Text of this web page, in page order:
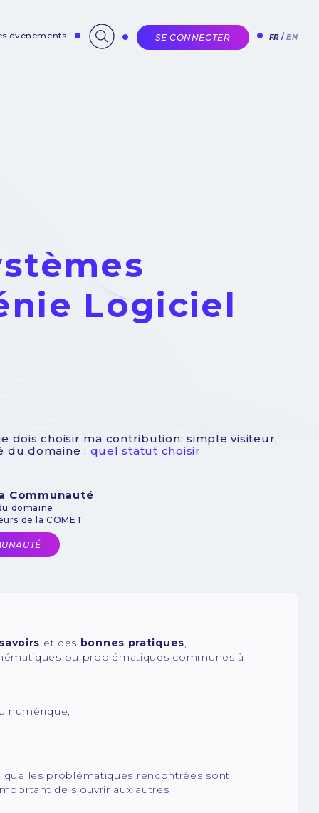
événements SE CONNECTER FR EN
Logiciel
dois choisir ma contribution: simple visiteur,
du domaine : quel statut choisir
Communauté
domaine
de la COMET
savoirs et des bonnes pratiques
ou problématiques communes à
numérique,
les problématiques rencontrées sont
de s'ouvrir aux autres